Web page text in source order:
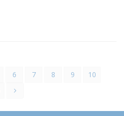
6 7 8 9
10